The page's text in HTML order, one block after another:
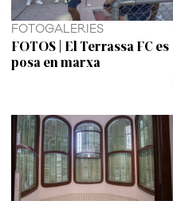
FOTOGALERIES
FOTOS | El Terrassa FC es
posa en marxa